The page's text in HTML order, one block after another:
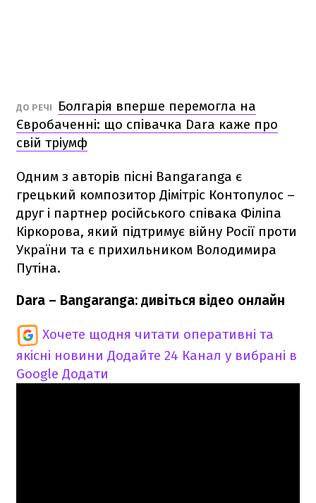
ДО РЕЧІ
Болгарія вперше перемогла на
Євробаченні: що співачка Dara каже про
свій тріумф
Одним з авторів пісні Bangaranga є
грецький композитор Дімітріс Контопулос –
друг і партнер російського співака Філіпа
Кіркорова, який підтримує війну Росії проти
України та є прихильником Володимира
Путіна.
Dara – Bangaranga: дивіться відео онлайн
Хочете щодня читати оперативні та
якісні новини Додайте 24 Канал у вибрані в
Google Додати